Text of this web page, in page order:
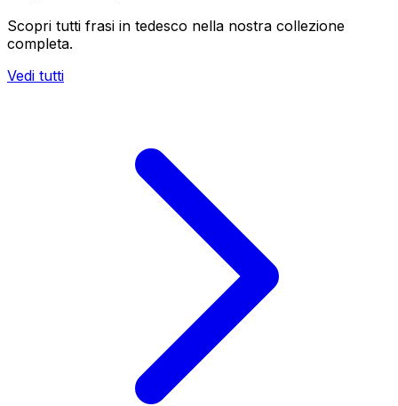
Scopri tutti frasi in tedesco nella nostra collezione
completa.
Vedi tutti